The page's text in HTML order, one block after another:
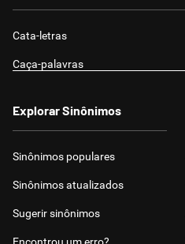
Cata-letras
Caça-palavras
Explorar Sinônimos
Sinônimos populares
Sinônimos atualizados
Sugerir sinônimos